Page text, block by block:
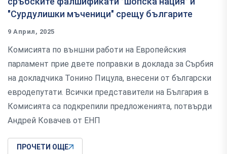
"Сурдулишки мъченици" срещу българите
9 Април, 2025
Комисията по външни работи на Европейския
парламент прие двете поправки в доклада за Сърбия
на докладчика Тонино Пицула, внесени от български
евродепутати. Всички представители на България в
Комисията са подкрепили предложенията, потвърди
Андрей Ковачев от ЕНП
ПРОЧЕТИ ОЩЕ